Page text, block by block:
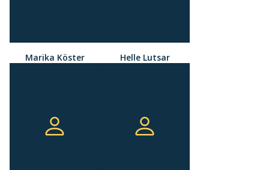
Marika Köster Helle Lutsar